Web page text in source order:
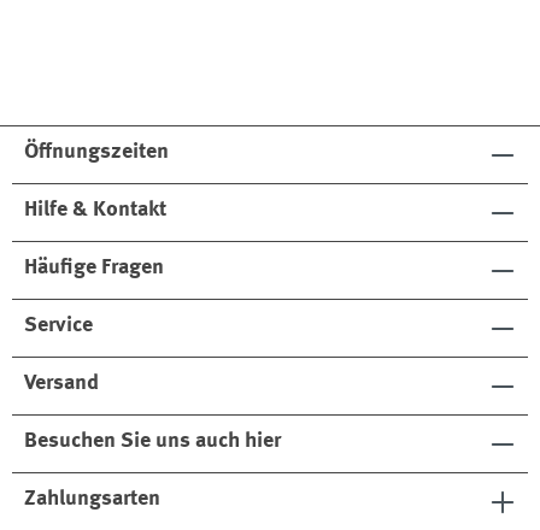
Öffnungszeiten
Hilfe & Kontakt
Häufige Fragen
Service
Versand
Besuchen Sie uns auch hier
Zahlungsarten